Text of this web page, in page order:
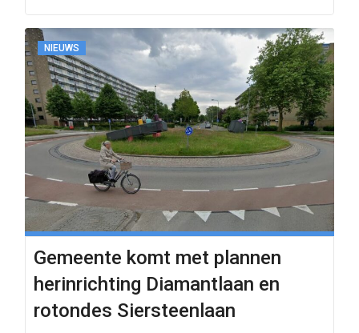
NIEUWS
Gemeente komt met plannen
herinrichting Diamantlaan en
rotondes Siersteenlaan